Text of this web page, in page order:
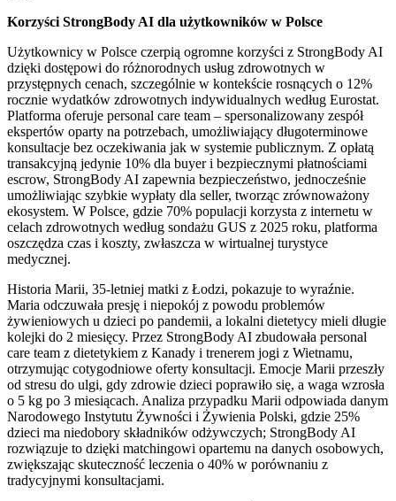
Korzyści StrongBody AI dla użytkowników w Polsce
Użytkownicy w Polsce czerpią ogromne korzyści z StrongBody AI
dzięki dostępowi do różnorodnych usług zdrowotnych w
przystępnych cenach, szczególnie w kontekście rosnących o 12%
rocznie wydatków zdrowotnych indywidualnych według Eurostat.
Platforma oferuje personal care team – spersonalizowany zespół
ekspertów oparty na potrzebach, umożliwiający długoterminowe
konsultacje bez oczekiwania jak w systemie publicznym. Z opłatą
transakcyjną jedynie 10% dla buyer i bezpiecznymi płatnościami
escrow, StrongBody AI zapewnia bezpieczeństwo, jednocześnie
umożliwiając szybkie wypłaty dla seller, tworząc zrównoważony
ekosystem. W Polsce, gdzie 70% populacji korzysta z internetu w
celach zdrowotnych według sondażu GUS z 2025 roku, platforma
oszczędza czas i koszty, zwłaszcza w wirtualnej turystyce
medycznej.
Historia Marii, 35-letniej matki z Łodzi, pokazuje to wyraźnie.
Maria odczuwała presję i niepokój z powodu problemów
żywieniowych u dzieci po pandemii, a lokalni dietetycy mieli długie
kolejki do 2 miesięcy. Przez StrongBody AI zbudowała personal
care team z dietetykiem z Kanady i trenerem jogi z Wietnamu,
otrzymując cotygodniowe oferty konsultacji. Emocje Marii przeszły
od stresu do ulgi, gdy zdrowie dzieci poprawiło się, a waga wzrosła
o 5 kg po 3 miesiącach. Analiza przypadku Marii odpowiada danym
Narodowego Instytutu Żywności i Żywienia Polski, gdzie 25%
dzieci ma niedobory składników odżywczych; StrongBody AI
rozwiązuje to dzięki matchingowi opartemu na danych osobowych,
zwiększając skuteczność leczenia o 40% w porównaniu z
tradycyjnymi konsultacjami.